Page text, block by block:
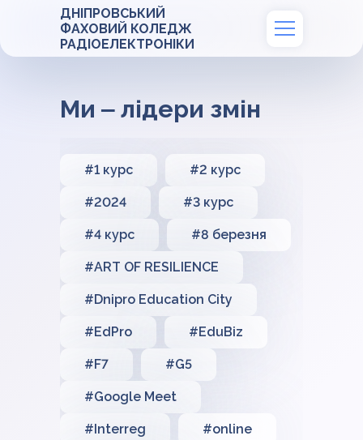
ДНІПРОВСЬКИЙ
ФАХОВИЙ КОЛЕДЖ
РАДІОЕЛЕКТРОНІКИ
Ми ‒ лідери змін
#1 курс #2 курс
#2024 #3 курс
#4 курс #8 березня
#ART OF RESILIENCE
#Dnipro Education City
#EdPro #EduBiz
#F7 #G5
#Google Meet
#Interreg #online